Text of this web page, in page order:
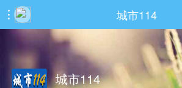
 城市114
城市114